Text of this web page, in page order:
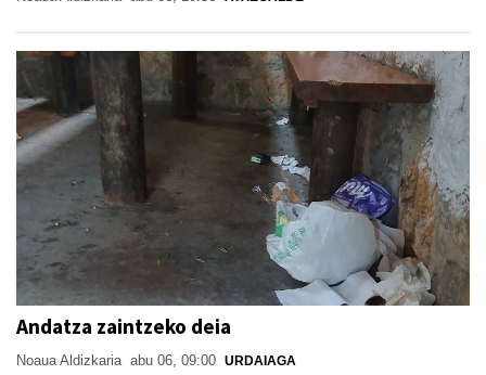
Andatza zaintzeko deia
Noaua Aldizkaria abu 06, 09:00 URDAIAGA